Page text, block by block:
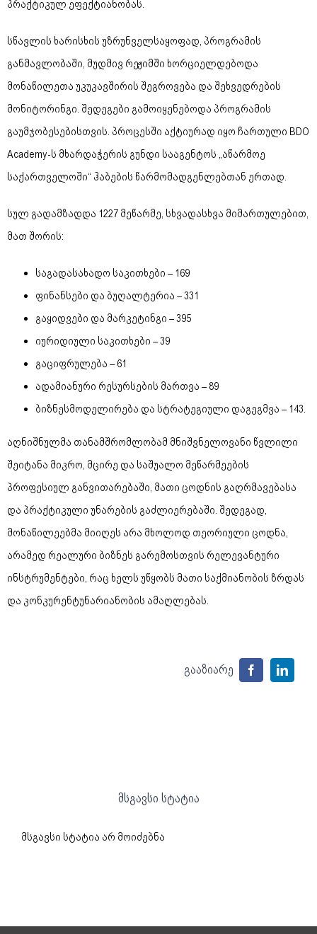
პრაქტიკულ ეფექტიანობას.
სწავლის ხარისხის უზრუნველსაყოფად, პროგრამის
განმავლობაში, მუდმივ რეჟიმში ხორციელდებოდა
მონაწილეთა უკუკავშირის შეგროვება და შეხვედრების
მონიტორინგი. შედეგები გამოიყენებოდა პროგრამის
გაუმჯობესებისთვის. პროცესში აქტიურად იყო ჩართული BDO
Academy-ს მხარდაჭერის გუნდი სააგენტოს „აწარმოე
საქართველოში“ ჰაბების წარმომადგენლებთან ერთად.
სულ გადამზადდა 1227 მეწარმე, სხვადასხვა მიმართულებით,
მათ შორის:
საგადასახადო საკითხები – 169
ფინანსები და ბუღალტერია – 331
გაყიდვები და მარკეტინგი – 395
იურიდიული საკითხები – 39
გაციფრულება – 61
ადამიანური რესურსების მართვა – 89
ბიზნესმოდელირება და სტრატეგიული დაგეგმვა – 143.
აღნიშნულმა თანამშრომლობამ მნიშვნელოვანი წვლილი
შეიტანა მიკრო, მცირე და საშუალო მეწარმეების
პროფესიულ განვითარებაში, მათი ცოდნის გაღრმავებასა
და პრაქტიკული უნარების გაძლიერებაში. შედეგად,
მონაწილეებმა მიიღეს არა მხოლოდ თეორიული ცოდნა,
არამედ რეალური ბიზნეს გარემოსთვის რელევანტური
ინსტრუმენტები, რაც ხელს უწყობს მათი საქმიანობის ზრდას
და კონკურენტუნარიანობის ამაღლებას.
გააზიარე Facebook
მსგავსი სტატია
მსგავსი სტატია არ მოიძებნა